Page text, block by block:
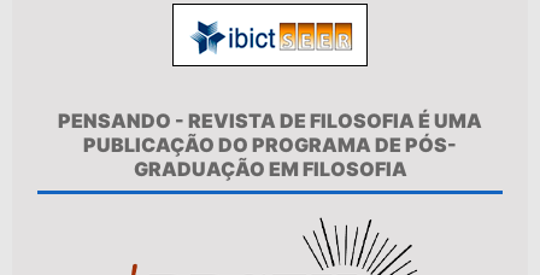
PENSANDO - REVISTA DE FILOSOFIA É UMA
PUBLICAÇÃO DO PROGRAMA DE PÓS-
GRADUAÇÃO EM FILOSOFIA